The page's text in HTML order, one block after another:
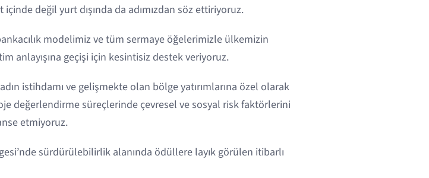
değil yurt dışında da adımızdan söz ettiriyoruz.
modelimiz ve tüm sermaye öğelerimizle ülkemizin
anlayışına geçişi için kesintisiz destek veriyoruz.
istihdamı ve gelişmekte olan bölge yatırımlarına özel olarak
değerlendirme süreçlerinde çevresel ve sosyal risk faktörlerini
etmiyoruz.
sürdürülebilirlik alanında ödüllere layık görülen itibarlı